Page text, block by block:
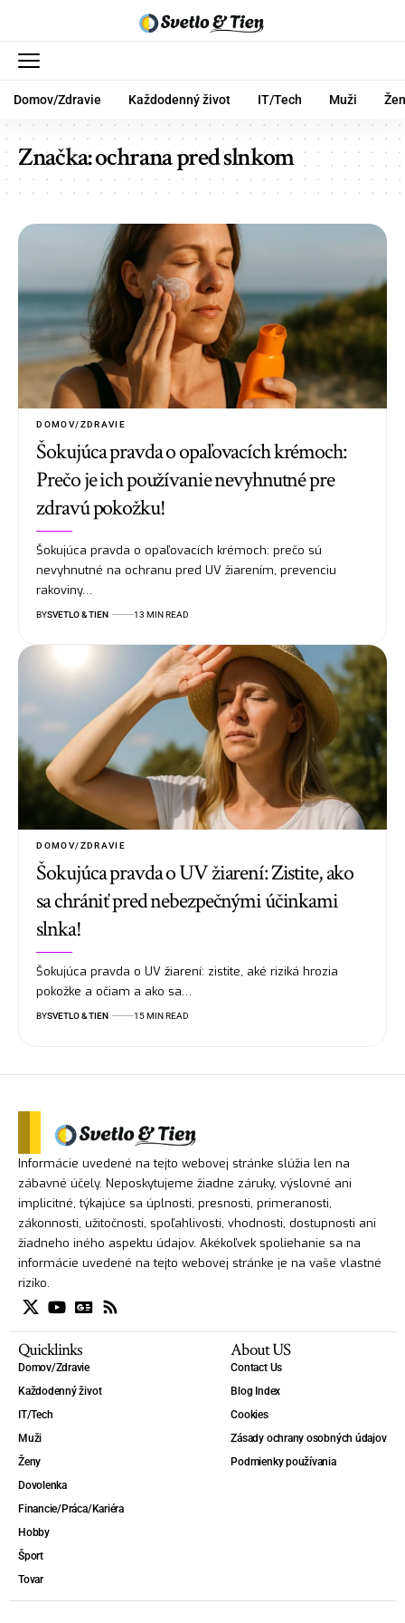
Domov/Zdravie Každodenný život IT/Tech Muži
Značka:ochrana pred slnkom
DOMOV/ZDRAVIE
Šokujúca pravda o opaľovacích krémoch:
Prečo je ich používanie nevyhnutné pre
zdravú pokožku!
Šokujúca pravda o opaľovacích krémoch: prečo sú
nevyhnutné na ochranu pred UV žiarením, prevenciu
rakoviny…
BYSVETLO & TIEN 13 MIN READ
DOMOV/ZDRAVIE
Šokujúca pravda o UV žiarení: Zistite, ako
sa chrániť pred nebezpečnými účinkami
slnka!
Šokujúca pravda o UV žiarení: zistite, aké riziká hrozia
pokožke a očiam a ako sa…
BYSVETLO & TIEN 15 MIN READ
Informácie uvedené na tejto webovej stránke slúžia len na
zábavné účely. Neposkytujeme žiadne záruky, výslovné ani
implicitné, týkajúce sa úplnosti, presnosti, primeranosti,
zákonnosti, užitočnosti, spoľahlivosti, vhodnosti, dostupnosti ani
žiadneho iného aspektu údajov. Akékoľvek spoliehanie sa na
informácie uvedené na tejto webovej stránke je na vaše vlastné
riziko.
Quicklinks
Domov/Zdravie
Každodenný život
IT/Tech
Muži
Ženy
Dovolenka
Financie/Práca/Kariéra
Hobby
Šport
Tovar
About US
Contact Us
Blog Index
Cookies
Zásady ochrany osobných údajov
Podmienky používania